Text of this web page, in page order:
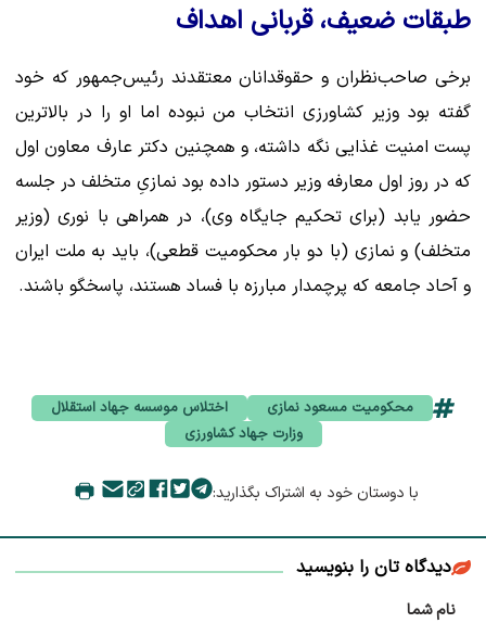
طبقات ضعیف، قربانی اهداف
برخی صاحب‌نظران و حقوقدانان معتقدند رئیس‌جمهور که خود
گفته بود وزیر کشاورزی انتخاب من نبوده اما او را در بالاترین
پست امنیت غذایی نگه داشته، و همچنین دکتر عارف معاون اول
که در روز اول معارفه وزیر دستور داده بود نمازیِ متخلف در جلسه
حضور یابد (برای تحکیم جایگاه وی)، در همراهی با نوری (وزیر
متخلف) و نمازی (با دو بار محکومیت قطعی)، باید به ملت ایران
و آحاد جامعه که پرچمدار مبارزه با فساد هستند، پاسخگو باشند.
محکومیت مسعود نمازی
اختلاس موسسه جهاد استقلال
وزارت جهاد کشاورزی
با دوستان خود به اشتراک بگذارید:
دیدگاه تان را بنویسید
نام شما